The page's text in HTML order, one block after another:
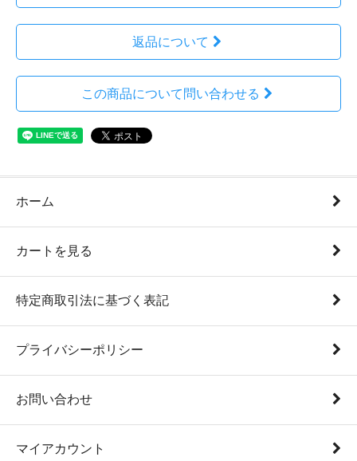
返品について
この商品について問い合わせる
ホーム
カートを見る
特定商取引法に基づく表記
プライバシーポリシー
お問い合わせ
マイアカウント